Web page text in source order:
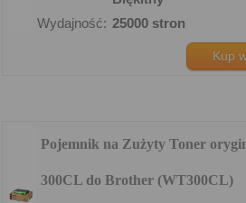
Wydajność: 25000 stron
Kup
Pojemnik na Zużyty Toner
300CL do Brother (WT300CL)